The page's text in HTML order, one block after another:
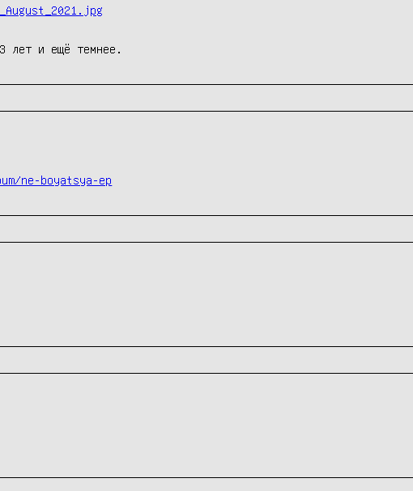
лет и ещё темнее.
ne-boyatsya-ep